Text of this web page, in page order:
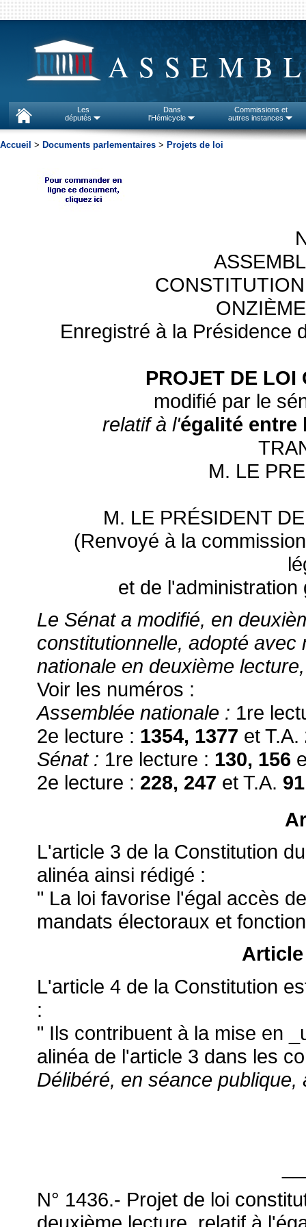
Les
députés
Dans
l'Hémicycle
Commissions et
autres instances
Accueil > Documents parlementaires > Projets de loi
Enregistré à la Présidence
PROJET DE LOI
modifié par le
relatif à l'égalité entre
M. LE
M. LE PRÉSIDENT
(Renvoyé à la
et de
Le Sénat a modifié, en
constitutionnelle, adopté
nationale en deuxième
Voir les numéros :
Assemblée nationale : 1re
2e lecture : 1354, 1377 et T.A.
Sénat : 1re lecture : 130, 156
2e lecture : 228, 247 et T.A.
L'article 3 de la Constitution
alinéa ainsi rédigé :
" La loi favorise l'égal accès
mandats électoraux et
L'article 4 de la Constitution
:
" Ils contribuent à la mise en
alinéa de l'article 3 dans les
Délibéré, en séance
N° 1436.- Projet de loi